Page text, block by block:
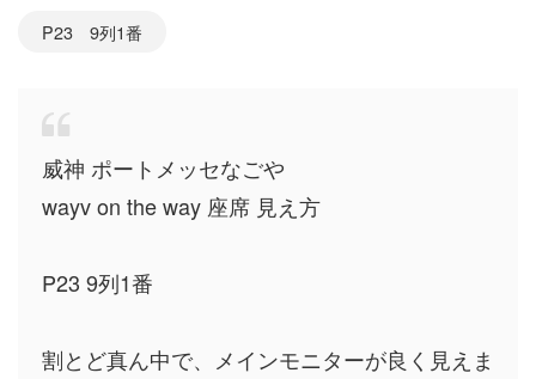
P23 9列1番
威神 ポートメッセなごや
wayv on the way 座席 見え方
P23 9列1番
割とど真ん中で、メインモニターが良く見えま